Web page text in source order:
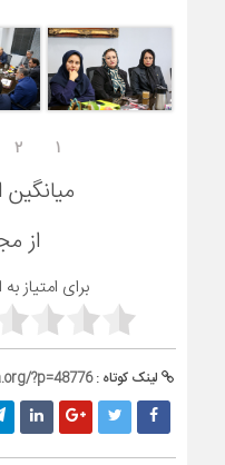
۱ ۲
میانگین
از
برای امتیاز
لینک کوتاه :?p=48776